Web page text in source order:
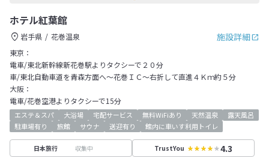
ホテル紅葉館
施設詳細
岩手県
花巻温泉
東京：
電車/東北新幹線新花巻駅よりタクシーで２０分
車/東北自動車道を青森方面へ～花巻ＩＣ～右折して直進４Ｋｍ約５分
大阪：
電車/花巻空港よりタクシーで15分
エステ＆スパ 大浴場 宅配サービス 無料WiFiあり 天然温泉
露天風呂
駐車場有り
旅館 サウナ 送迎有り 館内に車いす利用トイレ
日本旅行 収集中 TrustYou 4.3